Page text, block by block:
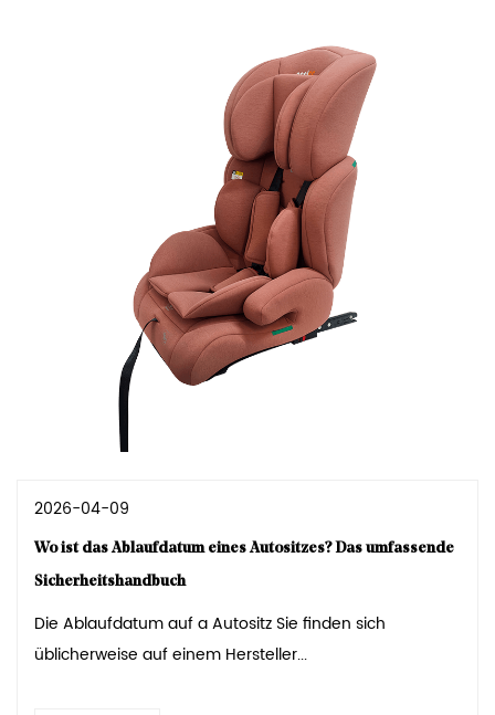
2026-04-09
Wo ist das Ablaufdatum eines Autositzes? Das umfassende
Sicherheitshandbuch
Die Ablaufdatum auf a Autositz Sie finden sich
üblicherweise auf einem Hersteller...